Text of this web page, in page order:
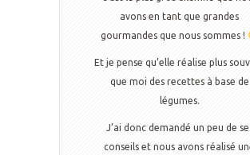
avons en tant que grandes
gourmandes que nous sommes !
Et je pense qu’elle réalise plus
que moi des recettes à base de
légumes.
J’ai donc demandé un peu de
conseils et nous avons réalisé